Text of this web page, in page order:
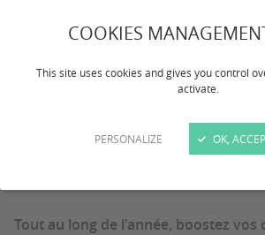
COOKIES
This site uses cookies and gives you control
activate.
PERSONALIZE OK,
Améliorer ses
compétences
numériques
Tout au long de l'année, boostez vos